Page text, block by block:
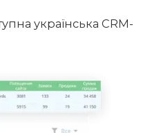
українська CRM-